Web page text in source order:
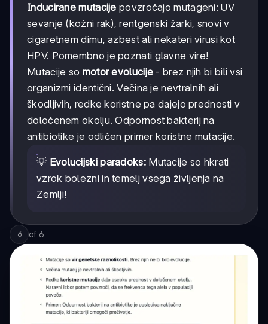
Inducirane mutacije povzročajo mutageni: UV
sevanje (kožni rak), rentgenski žarki, snovi v
cigaretnem dimu, azbest ali nekateri virusi kot
HPV. Pomembno je poznati glavne vire!
Mutacije so motor evolucije - brez njih bi bili vsi
organizmi identični. Večina je nevtralnih ali
škodljivih, redke koristne pa dajejo prednosti v
določenem okolju. Odpornost bakterij na
antibiotike je odličen primer koristne mutacije.
💡 Evolucijski paradoks:Mutacije so hkrati
vzrok bolezni in temelj vsega življenja na
Zemlji!
6 of 6